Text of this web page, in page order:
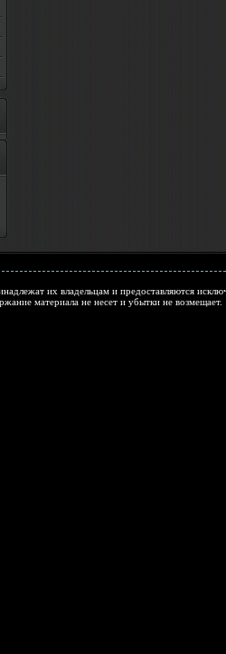
их владельцам и предоставляются
материала не несет и убытки не возмещает.